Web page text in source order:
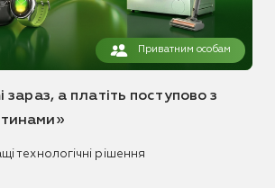
Приватним особам
зараз, а платіть поступово з
технологічні рішення